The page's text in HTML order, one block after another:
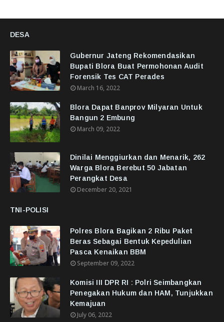
DESA
Gubernur Jateng Rekomendasikan
Bupati Blora Buat Permohonan Audit
Forensik Tes CAT Perades
March 16, 2022
Blora Dapat Banprov Milyaran Untuk
Bangun 2 Embung
March 09, 2022
Dinilai Menggiurkan dan Menarik, 262
Warga Blora Berebut 50 Jabatan
Perangkat Desa
December 20, 2021
TNI-POLISI
Polres Blora Bagikan 2 Ribu Paket
Beras Sebagai Bentuk Kepedulian
Pasca Kenaikan BBM
September 09, 2022
Komisi III DPR RI : Polri Seimbangkan
Penegakan Hukum dan HAM, Tunjukkan
Kemajuan
July 06, 2022